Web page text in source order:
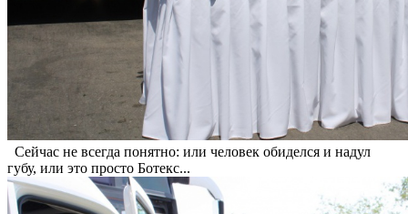
Сейчас не всегда понятно: или человек обиделся и надул
губу, или это просто Ботекс...